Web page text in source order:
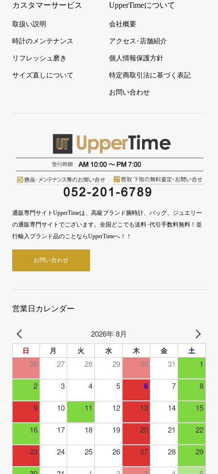
カスタマーサービス
取扱い説明
時計のメンテナンス
リフレッシュ磨き
サイズ直しについて
UpperTimeについて
会社概要
アクセス･店舗紹介
個人情報保護方針
特定商取引法に基づく表記
お問い合わせ
通販専門サイトUpperTimeは、高級ブランド腕時計、バッグ、ジュエリー
の通販専門サイトでございます。全国どこでも送料･代引手数料無料！並
行輸入ブランド品のことならUpperTimeへ！！
お問い合わせ
営業日カレンダー
2026年 8月
日 月 火 水 木 金 土
26 27 28 29 30 31 1
2 3 4 5 6 7 8
9 10 11 12 13 14 15
16 17 18 19 20 21 22
23 24 25 26 27 28 29